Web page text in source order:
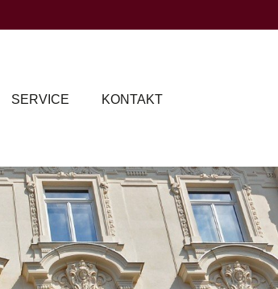
SERVICE KONTAKT